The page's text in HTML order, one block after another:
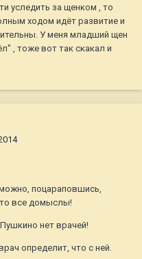
уследить за щенком , то
ходом идёт развитие и
У меня младший щен
, тоже вот так скакал и
поцараповшись,
все домыслы!
нет врачей!
определит, что с ней.